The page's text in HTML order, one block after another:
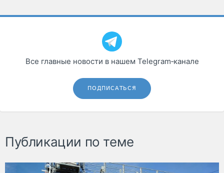
Все главные новости в нашем Telegram‑канале
ПОДПИСАТЬСЯ
Публикации по теме